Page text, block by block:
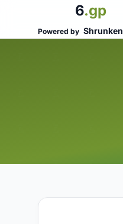
6.gp
Powered by Shrunken